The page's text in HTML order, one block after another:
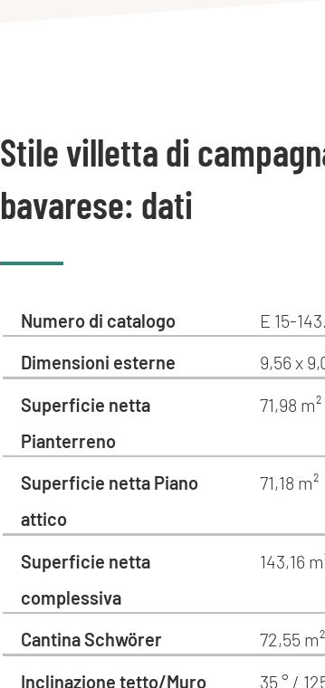
Stile villetta di
bavarese: dati
Numero di catalogo
E 15-
Dimensioni esterne
9,56 x
Superficie netta
Pianterreno
71,98 m²
Superficie netta Piano
attico
71,18 m²
Superficie netta
complessiva
143,16
Cantina Schwörer
72,55 m²
Inclinazione tetto/Muro
35 ° /